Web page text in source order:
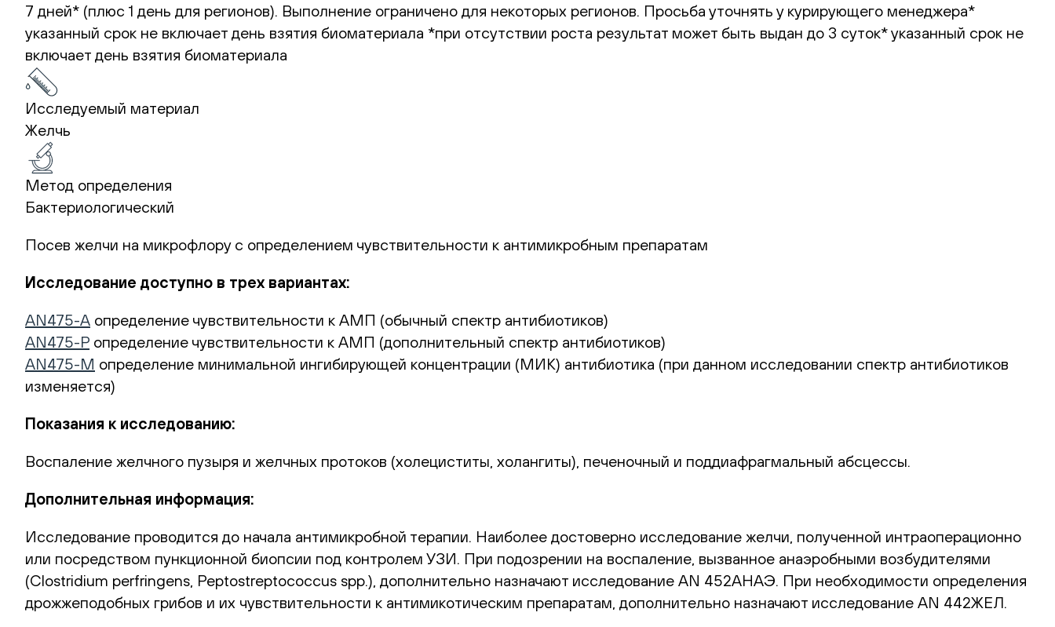
7 дней* (плюс 1 день для регионов). Выполнение ограничено для некоторых регионов. Просьба уточнять у курирующего менеджера*
указанный срок не включает день взятия биоматериала *при отсутствии роста результат может быть выдан до 3 суток*указанный срок не
включает день взятия биоматериала
Исследуемый материал
Желчь
Метод определения
Бактериологический
Посев желчи на микрофлору с определением чувствительности к антимикробным препаратам
Исследование доступно в трех вариантах:
AN475-A определение чувствительности к АМП (обычный спектр антибиотиков)
AN475-Р определение чувствительности к АМП (дополнительный спектр антибиотиков)
AN475-М определение минимальной ингибирующей концентрации (МИК) антибиотика (при данном исследовании спектр антибиотиков
изменяется)
Показания к исследованию:
Воспаление желчного пузыря и желчных протоков (холециститы, холангиты), печеночный и поддиафрагмальный абсцессы.
Дополнительная информация:
Исследование проводится до начала антимикробной терапии. Наиболее достоверно исследование желчи, полученной интраоперационно
или посредством пункционной биопсии под контролем УЗИ. При подозрении на воспаление, вызванное анаэробными возбудителями
(Clostridium perfringens, Peptostreptococcus spp.), дополнительно назначают исследование AN 452АНАЭ. При необходимости определения
дрожжеподобных грибов и их чувствительности к антимикотическим препаратам, дополнительно назначают исследование AN 442ЖЕЛ.